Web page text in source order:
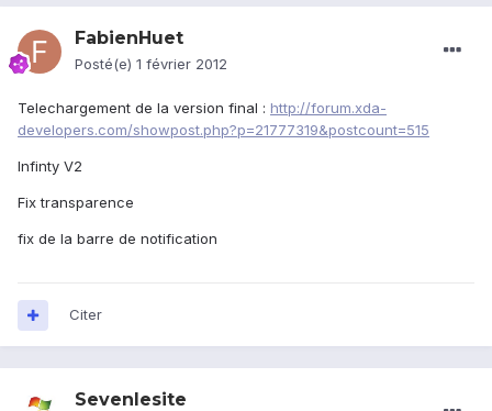
FabienHuet
Posté(e) 1 février 2012
Telechargement de la version final : http://forum.xda-
developers.com/showpost.php?p=21777319&postcount=515
Infinty V2
Fix transparence
fix de la barre de notification
Citer
Sevenlesite